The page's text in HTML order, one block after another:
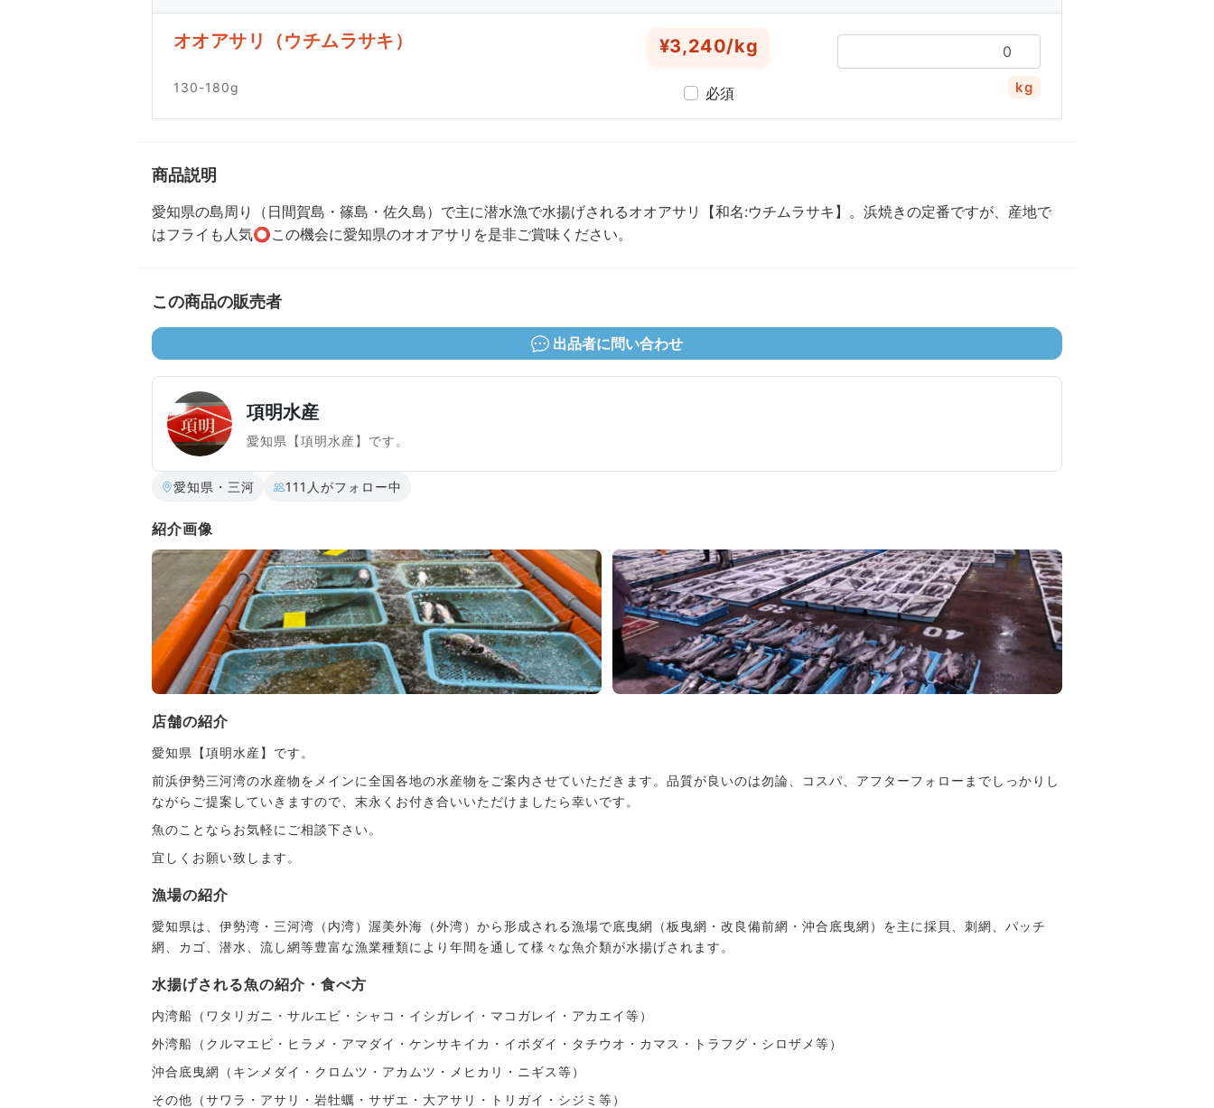
オオアサリ（ウチムラサキ）
130-180g
¥3,240/kg
必須 kg
商品説明
愛知県の島周り（日間賀島・篠島・佐久島）で主に潜水漁で水揚げされるオオアサリ【和名:ウチムラサキ】。浜焼きの定番ですが、産地で
はフライも人気⭕️この機会に愛知県のオオアサリを是非ご賞味ください。
この商品の販売者
出品者に問い合わせ
項明水産
愛知県【項明水産】です。
愛知県・三河 111人がフォロー中
紹介画像
店舗の紹介
愛知県【項明水産】です。
前浜伊勢三河湾の水産物をメインに全国各地の水産物をご案内させていただきます。品質が良いのは勿論、コスパ、アフターフォローまでしっかりし
ながらご提案していきますので、末永くお付き合いいただけましたら幸いです。
魚のことならお気軽にご相談下さい。
宜しくお願い致します。
漁場の紹介
愛知県は、伊勢湾・三河湾（内湾）渥美外海（外湾）から形成される漁場で底曳網（板曳網・改良備前網・沖合底曳網）を主に採貝、刺網、パッチ
網、カゴ、潜水、流し網等豊富な漁業種類により年間を通して様々な魚介類が水揚げされます。
水揚げされる魚の紹介・食べ方
内湾船（ワタリガニ・サルエビ・シャコ・イシガレイ・マコガレイ・アカエイ等）
外湾船（クルマエビ・ヒラメ・アマダイ・ケンサキイカ・イボダイ・タチウオ・カマス・トラフグ・シロザメ等）
沖合底曳網（キンメダイ・クロムツ・アカムツ・メヒカリ・ニギス等）
その他（サワラ・アサリ・岩牡蠣・サザエ・大アサリ・トリガイ・シジミ等）